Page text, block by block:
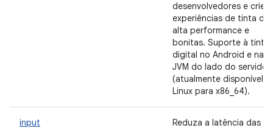
desenvolvedores e crie
experiências de tinta de
alta performance e
bonitas. Suporte à tinta
digital no Android e na
JVM do lado do servidor
(atualmente disponível
Linux para x86_64).
input
Reduza a latência das